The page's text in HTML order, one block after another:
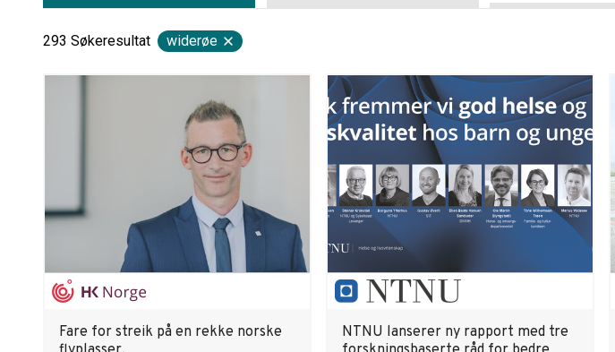
293 Søkeresultat widerøe
Fare for streik på en rekke norske
NTNU lanserer ny rapport med tre